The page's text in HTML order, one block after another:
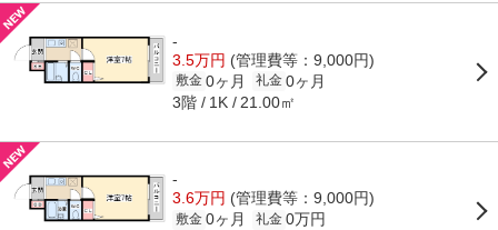
-
3.5万円 (管理費等：9,000円)
敷金 0ヶ月 礼金 0ヶ月
3階 1K 21.00㎡
-
3.6万円 (管理費等：9,000円)
敷金 0ヶ月 礼金 0万円